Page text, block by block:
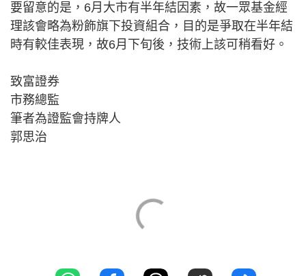
要留意的是，6月大市有半年結因素，故一眾基金經
理該會略為粉飾旗下投資組合，目的是爭取在半年結
時有較佳表現，故6月下旬後，技術上該可稍看好。
致富證券
市務總監
筆者為證監會持牌人
郭思治